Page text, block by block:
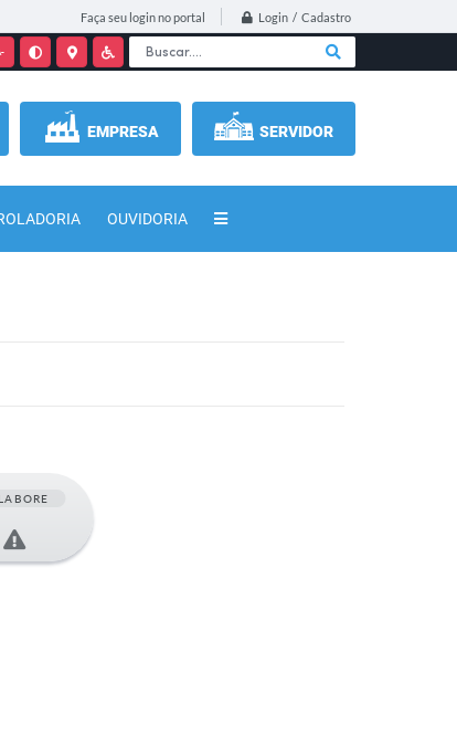
Faça seu login no portal Login / Cadastro
EMPRESA SERVIDOR
OUVIDORIA